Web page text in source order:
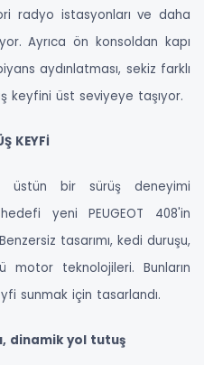
radyo istasyonları ve daha
Ayrıca ön konsoldan kapı
aydınlatması, sekiz farklı
keyfini üst seviyeye taşıyor.
KEYFİ
üstün bir sürüş deneyimi
yeni PEUGEOT 408'in
tasarımı, kedi duruşu,
motor teknolojileri. Bunların
sunmak için tasarlandı.
dinamik yol tutuş